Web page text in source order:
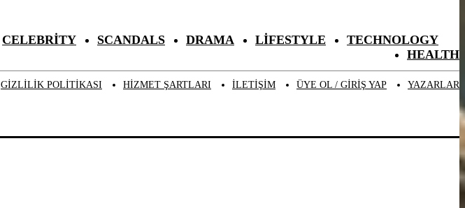
CELEBRITY SCANDALS DRAMA LIFESTYLE
TECHNOLOGY
HEALTH
GIZLILIK POLITIKASI HIZMET ŞARTLARI ILETIŞIM ÜYE OL / GIRIŞ YAP YAZARLAR